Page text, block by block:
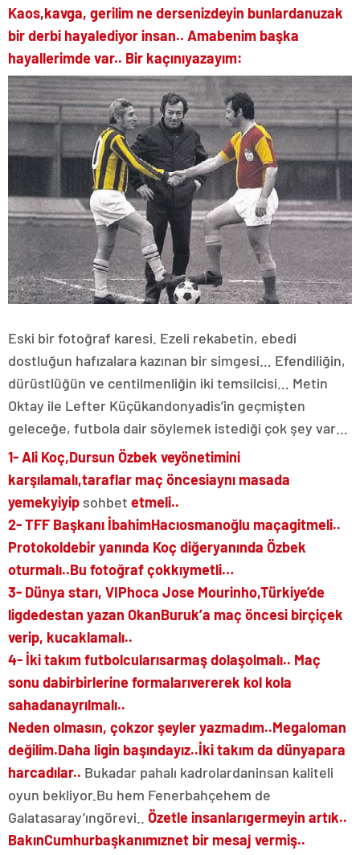
Kaos,kavga, gerilim ne dersenizdeyin bunlardanuzak
bir derbi hayalediyor insan.. Amabenim başka
hayallerimde var.. Bir kaçınıyazayım:
Eski bir fotoğraf karesi. Ezeli rekabetin, ebedi
dostluğun hafızalara kazınan bir simgesi… Efendiliğin,
dürüstlüğün ve centilmenliğin iki temsilcisi… Metin
Oktay ile Lefter Küçükandonyadis’in geçmişten
geleceğe, futbola dair söylemek istediği çok şey var…
1- Ali Koç,Dursun Özbek veyönetimini
karşılamalı,taraflar maç öncesiaynı masada
yemekyiyip sohbet etmeli..
2-TFF Başkanı İbahimHacıosmanoğlu maçagitmeli..
Protokoldebir yanında Koç diğeryanında Özbek
oturmalı..Bu fotoğraf çokkıymetli…
3- Dünya starı, VIPhoca Jose Mourinho,Türkiye’de
ligdedestan yazan OkanBuruk’a maç öncesi birçiçek
verip, kucaklamalı..
4- İki takım futbolcularısarmaş dolaşolmalı.. Maç
sonu dabirbirlerine formalarıvererek kol kola
sahadanayrılmalı..
Neden olmasın, çokzor şeyler yazmadım..Megaloman
değilim.Daha ligin başındayız..İki takım da dünyapara
harcadılar.. Bukadar pahalı kadrolardaninsan kaliteli
oyun bekliyor. Bu hem Fenerbahçehem de
Galatasaray’ıngörevi.. Özetle insanlarıgermeyin artık..
BakınCumhurbaşkanımıznet bir mesaj vermiş..